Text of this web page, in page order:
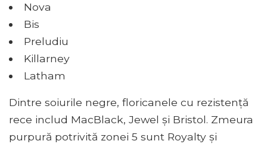
Nova
Bis
Preludiu
Killarney
Latham
Dintre soiurile negre, floricanele cu rezistență
rece includ MacBlack, Jewel și Bristol. Zmeura
purpură potrivită zonei 5 sunt Royalty și